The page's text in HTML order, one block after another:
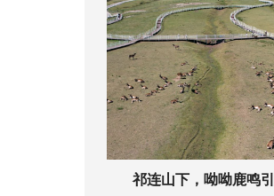
祁连山下，呦呦鹿鸣